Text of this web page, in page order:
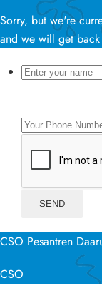
Sorry, but we're
and we will get
CSO Pesantren
CSO